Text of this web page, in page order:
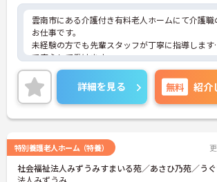
雲南市にある介護付き有料老人ホームにて介護職
お仕事です。
未経験の方でも先輩スタッフが丁寧に指導します
で安心して働けます。
アットホームな雰囲気で、利用者さまも働くスタ
フも笑顔にあふれる施設です
ご興味がある方は是非一度マイナビまでお問い合
せください。さらに詳細などお伝えします！
詳細を見る 無料 紹介
特別養護老人ホーム（特養）
社会福祉法人みずうみすまいる苑／あさひ乃苑／う